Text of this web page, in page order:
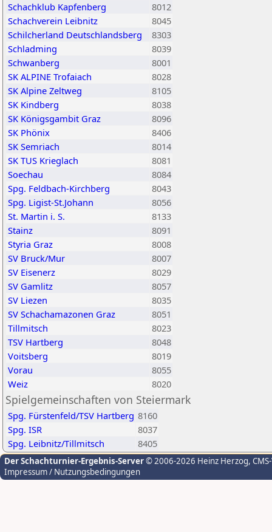
Schachklub Kapfenberg
8012
Schachverein Leibnitz
8045
Schilcherland Deutschlandsberg
8303
Schladming
8039
Schwanberg
8001
SK ALPINE Trofaiach
8028
SK Alpine Zeltweg
8105
SK Kindberg
8038
SK Königsgambit Graz
8096
SK Phönix
8406
SK Semriach
8014
SK TUS Krieglach
8081
Soechau
8084
Spg. Feldbach-Kirchberg
8043
Spg. Ligist-St.Johann
8056
St. Martin i. S.
8133
Stainz
8091
Styria Graz
8008
SV Bruck/Mur
8007
SV Eisenerz
8029
SV Gamlitz
8057
SV Liezen
8035
SV Schachamazonen Graz
8051
Tillmitsch
8023
TSV Hartberg
8048
Voitsberg
8019
Vorau
8055
Weiz
8020
Spielgemeinschaften von Steiermark
Spg. Fürstenfeld/TSV Hartberg 8160
Spg. ISR
8037
Spg. Leibnitz/Tillmitsch
8405
Der Schachturnier-Ergebnis-Server© 2006-2026 Heinz Herzog,
Impressum / Nutzungsbedingungen